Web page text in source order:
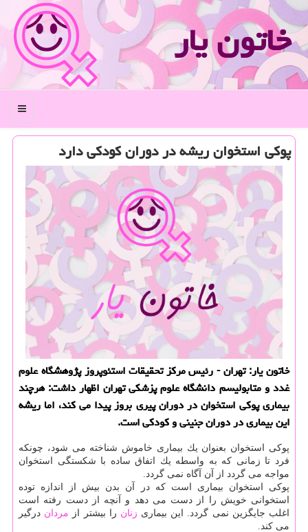
خاتون یار
منو
پوكی استخوان ریشه در دوران كودكی دارد
خاتون یار: تهران - رئیس مركز تحقیقات استئوپروز پژوهشگاه علوم
غدد و متابولیسم دانشگاه علوم پزشكی تهران اظهار داشت: هرچند
بیماری پوكی استخوان در دوران پیری بروز پیدا می كند، اما ریشه
این بیماری در دوران جنینی و كودكی است.
پوكی استخوان بعنوان یك بیماری خاموش شناخته می شود، چونكه
فرد تا زمانی كه به واسطه یك اتفاق ساده با شكستگی استخوان
مواجه می گردد از آن آگاه نمی گردد.
پوكی استخوان بیماری است كه در آن بدن بیش از اندازه توده
استخوانی خویش را از دست می دهد و آنچه از دست رفته است
اغلب جایگزین نمی گردد. این بیماری زنان را بیشتر از مردان درگیر
می كند.